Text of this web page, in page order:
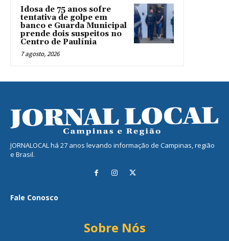
Idosa de 75 anos sofre
tentativa de golpe em
banco e Guarda Municipal
prende dois suspeitos no
Centro de Paulínia
7 agosto, 2026
JORNALOCAL há 27 anos levando informação de Campinas, região
e Brasil.
Fale Conosco
Sobre Nós